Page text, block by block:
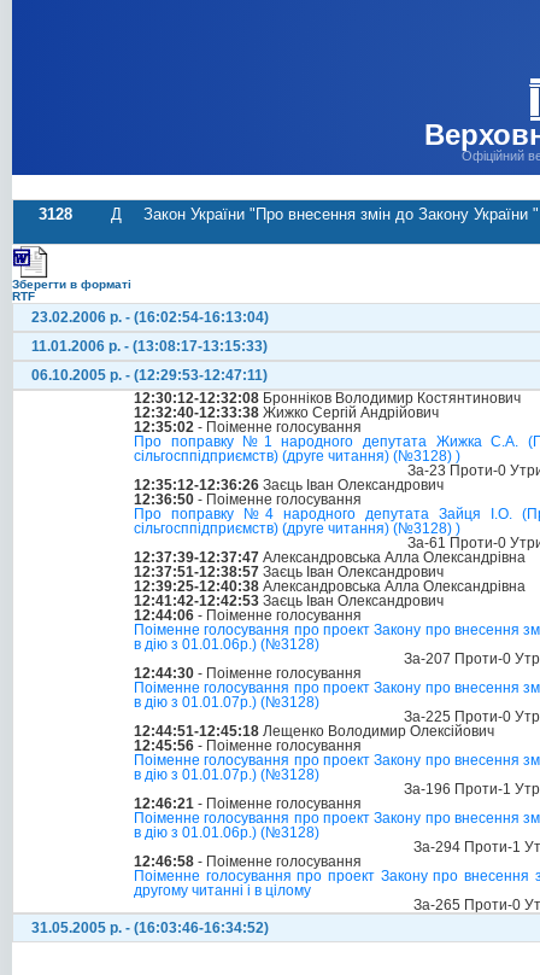
Офіційний
3128 Д Закон України "Про внесення змін до Закону
Зберегти в форматі
RTF
23.02.2006 р. - (16:02:54-16:13:04)
11.01.2006 р. - (13:08:17-13:15:33)
06.10.2005 р. - (12:29:53-12:47:11)
12:30:12-12:32:08 Бронніков Володимир Костянтинович
12:32:40-12:33:38 Жижко Сергій Андрійович
12:35:02 - Поіменне голосування
Про поправку №1 народного депутата Жижка С.А.
сільгосппідприємств) (друге читання) (№3128) )
За-23 Проти-0
12:35:12-12:36:26 Заєць Іван Олександрович
12:36:50 - Поіменне голосування
Про поправку №4 народного депутата Зайця І.О.
сільгосппідприємств) (друге читання) (№3128) )
За-61 Проти-0
12:37:39-12:37:47 Александровська Алла Олександрівна
12:37:51-12:38:57 Заєць Іван Олександрович
12:39:25-12:40:38 Александровська Алла Олександрівна
12:41:42-12:42:53 Заєць Іван Олександрович
12:44:06 - Поіменне голосування
Поіменне голосування про проект Закону про внесення
в дію з 01.01.06р.) (№3128)
За-207 Проти-0
12:44:30 - Поіменне голосування
Поіменне голосування про проект Закону про внесення
в дію з 01.01.07р.) (№3128)
За-225 Проти-0
12:44:51-12:45:18 Лещенко Володимир Олексійович
12:45:56 - Поіменне голосування
Поіменне голосування про проект Закону про внесення
в дію з 01.01.07р.) (№3128)
За-196 Проти-1
12:46:21 - Поіменне голосування
Поіменне голосування про проект Закону про внесення
в дію з 01.01.06р.) (№3128)
За-294 Проти-1
12:46:58 - Поіменне голосування
Поіменне голосування про проект Закону про
другому читанні і в цілому
За-265 Проти-0
31.05.2005 р. - (16:03:46-16:34:52)